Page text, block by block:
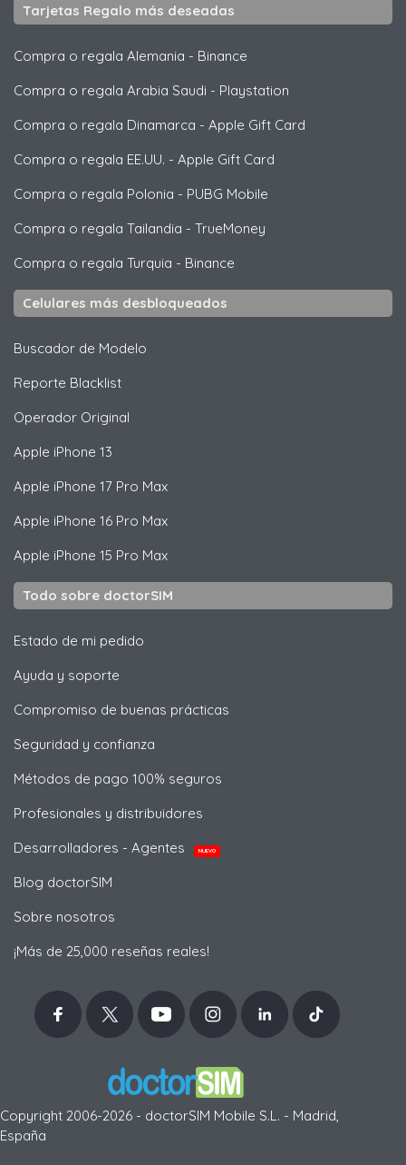
Tarjetas Regalo más deseadas
Compra o regala Alemania - Binance
Compra o regala Arabia Saudi - Playstation
Compra o regala Dinamarca - Apple Gift Card
Compra o regala EE.UU. - Apple Gift Card
Compra o regala Polonia - PUBG Mobile
Compra o regala Tailandia - TrueMoney
Compra o regala Turquia - Binance
Celulares más desbloqueados
Buscador de Modelo
Reporte Blacklist
Operador Original
Apple iPhone 13
Apple iPhone 17 Pro Max
Apple iPhone 16 Pro Max
Apple iPhone 15 Pro Max
Todo sobre doctorSIM
Estado de mi pedido
Ayuda y soporte
Compromiso de buenas prácticas
Seguridad y confianza
Métodos de pago 100% seguros
Profesionales y distribuidores
Desarrolladores - Agentes
NUEVO
Blog doctorSIM
Sobre nosotros
¡Más de 25,000 reseñas reales!
Copyright 2006-2026 - doctorSIM Mobile S.L. - Madrid,
España